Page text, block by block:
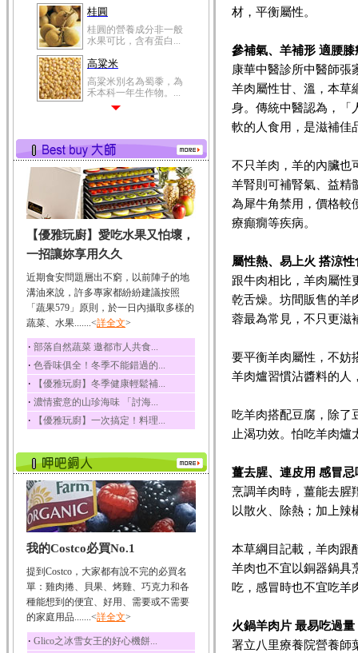
桂圓
桂圓的營養成分非一般
水果可比，含有蛋白...
高粱米
高粱米別名為蜀黍，為
禾本科一年生作物。...
有蛋白質、脂肪、磷...
鮪魚
鮪魚肚肉中的不飽和脂
肪酸內富含EPA和DH...
韭菜
韭菜所含的膳食纖維能
幫助消化與通便；揮...
冬瓜
冬瓜營養價值高，鈉含
量極低是水腫病人的...
豆豉
豆豉裡頭含有營養的蛋
白質、脂肪、鈣、磷...
榛果
榛果裡所含的營養素有
蛋白質、脂肪、醣類...
迷迭香
酸、迷迭香酸、植物...
咖啡
咖啡中的咖啡因會刺激
中樞神經系統，特別...
椰子
椰子含有糖類、脂肪、
荔枝
荔枝性質溫和所含的營
養素有醣類、檸檬酸...
五味子
【優雅玩廚】愛吃水果又怕壞，
一招讓妳享用久久
近期食安問題層出不窮，以前陣子的地
溝油來說，許多專家都紛紛建議按照
「蔬果579」原則，於一日內攝取多樣的
蔬菜、水果.......<詳全文>
‧ 部落自然蔬菜 邀都市人共食...
‧ 色香味俱全！冬季不能錯過的...
‧ 【優雅玩廚】冬季健康輕鬆補...
‧ 濃情蜜意的山珍海味 「討海...
‧ 【優雅玩廚】一次搞定！料理...
我的Costco必買No.1
提到Costco，大家都有說不完的必買名
單：雞肉捲、貝果、烤雞、巧克力和各
種能想到的便宜、好用、需要或不需要
的家庭用品.......<詳全文>
‧ Glico之冰雪女王的好心機餅...
材，平衡屬性。
參補氣、羊補形 適腰膝
康華中醫診所中醫師張
羊肉屬性甘、溫，本草
身。傳統中醫認為，「
軟的人食用，是滋補佳
不只羊肉，羊的內臟也
羊腎則可補腎氣、益精
為犀牛角禁用，價格較
療癲癇等疾病。
屬性熱、易上火 搭涼性
跟牛肉相比，羊肉屬性
乾舌燥。坊間販售的羊
蓉最為常見，不只更滋
要平衡羊肉屬性，不妨
羊肉爐習慣沾醬料的人
吃羊肉搭配豆腐，除了
止渴功效。怕吃羊肉爐
薑去腥、連皮用 感冒忌
烹調羊肉時，薑能去腥
以散火、除熱；加上辣
本草綱目記載，羊肉跟
羊肉也不宜以銅器鍋具
吃，感冒時也不宜吃羊
火鍋羊肉片 最易吃過量
署立八里療養院營養師